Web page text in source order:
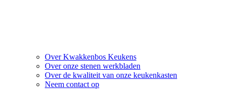
Over Kwakkenbos Keukens
Over onze stenen werkbladen
Over de kwaliteit van onze keukenkasten
Neem contact op